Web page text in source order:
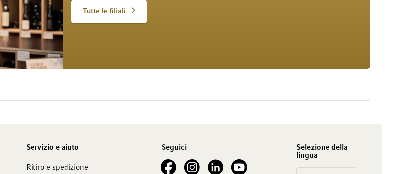
Tutte le filiali
Servizio e aiuto
Ritiro e spedizione
Seguici
See our FacebookSee our Instagram account
See our LinkedInSee our YouTube channel
Selezione della
lingua